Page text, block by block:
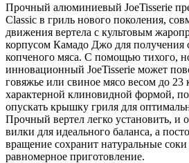
Прочный алюминиевый JoeTisserie
Classic в гриль нового поколения,
движения вертела с культовым
корпусом Камадо Джо для получения
копченого мяса. С помощью тихого,
инновационный JoeTisserie может
говяжье или свиное мясо весом до 23
характерной клиновидной формой,
опускать крышку гриля для
Прочный вертел легко установить, и
вилки для идеального баланса, а
вращение сохранит натуральные соки
равномерное приготовление.